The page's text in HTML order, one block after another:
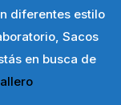
diferentes estilo
Sacos
en busca de